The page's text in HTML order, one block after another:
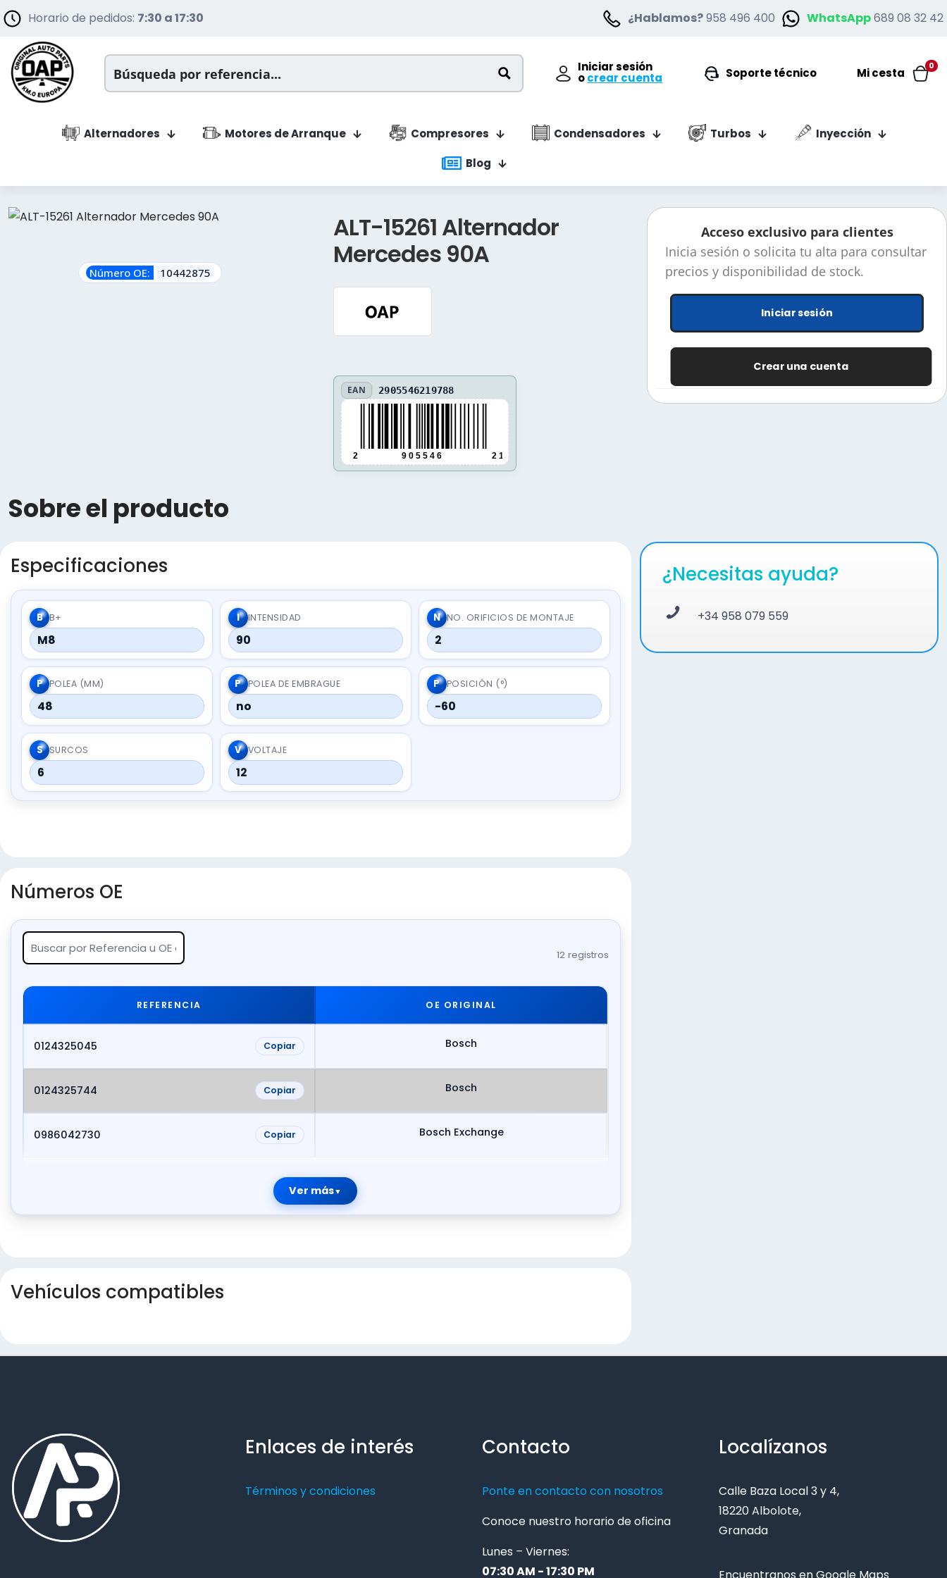
Horario de pedidos: 7:30 a 17:30 ¿Hablamos?958 496 400 WhatsApp689 08 32 42
Iniciar sesión
ocrear cuenta Soporte técnico
0
Mi cesta
Alternadores Motores de Arranque Compresores Condensadores Turbos
Inyección
Blog
Número OE: 10442875
ALT-15261 Alternador
Mercedes 90A
EAN 2905546219788
2 9 0 5 5 4 6 2 1 9 7 8 8
Acceso exclusivo para clientes
Inicia sesión o solicita tu alta para consultar
precios y disponibilidad de stock.
Iniciar sesión
Crear una cuenta
Sobre el producto
Especificaciones
B B+
M8
I INTENSIDAD
90
N NO. ORIFICIOS DE MONTAJE
2
P POLEA (MM)
48
P POLEA DE EMBRAGUE
no
P POSICIÓN (°)
-60
S SURCOS
6
V VOLTAJE
12
Números OE
12 registros
REFERENCIA OE ORIGINAL
0124325045 Copiar Bosch
0124325744 Copiar Bosch
0986042730 Copiar Bosch Exchange
Ver más
Vehículos compatibles
¿Necesitas ayuda?
+34 958 079 559
Enlaces de interés
Términos y condiciones
Contacto
Ponte en contacto con nosotros
Conoce nuestro horario de oficina
Lunes – Viernes:
07:30 AM - 17:30 PM
Localízanos
Calle Baza Local 3 y 4,
18220 Albolote,
Granada